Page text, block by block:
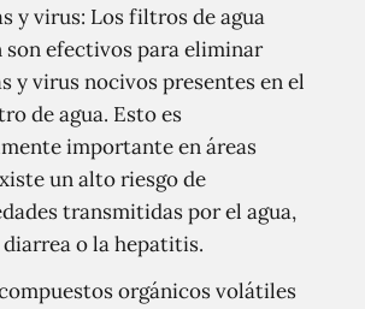
y virus: Los filtros de agua
son efectivos para eliminar
y virus nocivos presentes en el
de agua. Esto es
importante en áreas
un alto riesgo de
transmitidas por el agua,
o la hepatitis.
orgánicos volátiles